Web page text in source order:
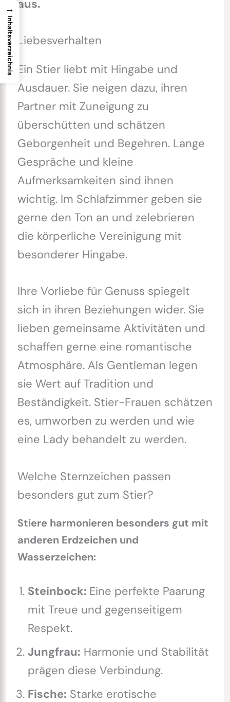
aus.
Liebesverhalten
Ein Stier liebt mit Hingabe und
Ausdauer. Sie neigen dazu, ihren
Partner mit Zuneigung zu
überschütten und schätzen
Geborgenheit und Begehren. Lange
Gespräche und kleine
Aufmerksamkeiten sind ihnen
wichtig. Im Schlafzimmer geben sie
gerne den Ton an und zelebrieren
die körperliche Vereinigung mit
besonderer Hingabe.
Ihre Vorliebe für Genuss spiegelt
sich in ihren Beziehungen wider. Sie
lieben gemeinsame Aktivitäten und
schaffen gerne eine romantische
Atmosphäre. Als Gentleman legen
sie Wert auf Tradition und
Beständigkeit. Stier-Frauen schätzen
es, umworben zu werden und wie
eine Lady behandelt zu werden.
Welche Sternzeichen passen
besonders gut zum Stier?
Stiere harmonieren besonders gut mit
anderen Erdzeichen und
Wasserzeichen:
Steinbock: Eine perfekte Paarung
mit Treue und gegenseitigem
Respekt.
Jungfrau: Harmonie und Stabilität
prägen diese Verbindung.
Fische: Starke erotische
→
Inhaltsverzeichnis